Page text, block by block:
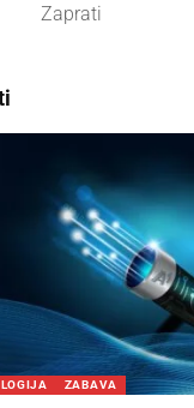
Zaprati
ZABAVA